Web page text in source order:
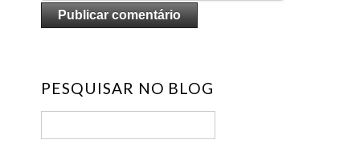
PESQUISAR NO BLOG